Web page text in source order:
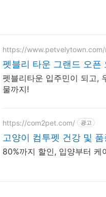
https://www.petvelytown.com/
펫블리 타운 그랜드 오픈
펫블리타운 입주민이 되고,
물까지!
https://com2pet.com/ 광고
고양이 컴투펫 건강 및
80%까지 할인, 입양부터 케